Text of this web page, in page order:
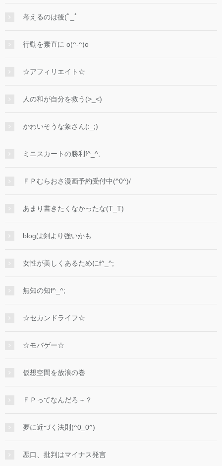
考えるのは後(ﾟ_ﾟ
行動を素直に o(^-^)o
☆アフィリエイト☆
人の和が自分を救う(>_<)
かわいそうな象さん(:_;)
ミニスカートの勝利f^_^;
ＦＰむらおさ漫画予約受付中(^0^)/
あまり書きたくなかったな(T_T)
blogは剣より強いかも
女性が美しくあるためにf^_^;
無知の知f^_^;
☆セカンドライフ☆
☆モバゲー☆
仮想空間を放浪の巻
ＦＰってなんだろ～？
夢に近づく法則(^0_0^)
悪口、批判はマイナス発言